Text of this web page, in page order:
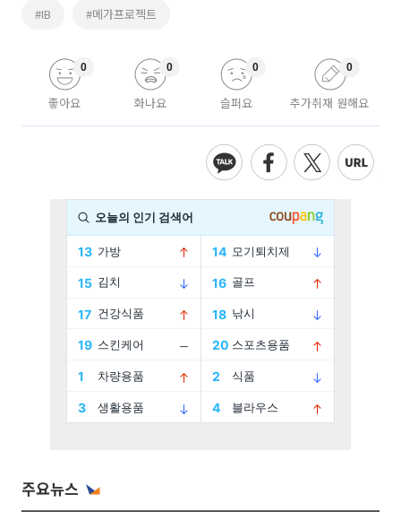
#IB #메가프로젝트
좋아요
0
화나요
0
슬퍼요
0
추가취재 원해요
0
주요뉴스